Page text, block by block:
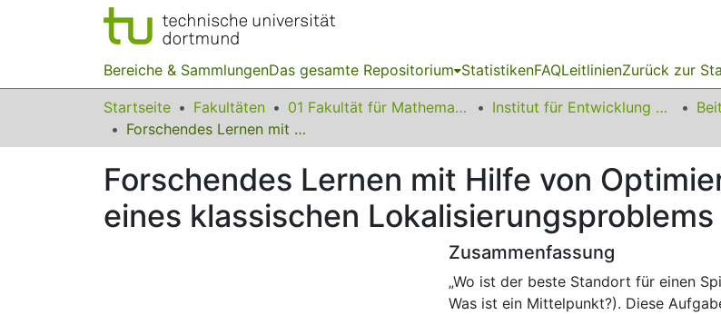
Bereiche & SammlungenDas gesamte Repositorium StatistikenFAQLeitlinienZurück zur
Startseite Fakultäten 01 Fakultät für Mathematik Institut für Entwicklung und Erforschung des Mathematikunterrichts
Forschendes Lernen mit Hilfe von Optimierungsaufgaben am Beispiel eines klassischen Lokalisierungsproblems
Forschendes Lernen mit Hilfe von
eines klassischen Lokalisierungsproblems
Zusammenfassung
„Wo ist der beste Standort für einen
Was ist ein Mittelpunkt?). Diese